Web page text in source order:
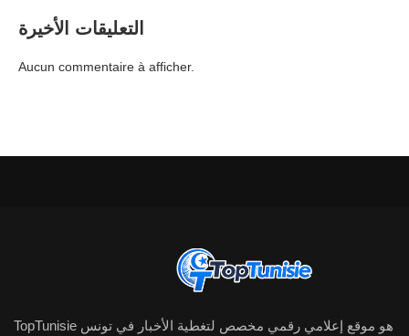
التعليقات الأخيرة
Aucun commentaire à afficher.
TopTunisie هو موقع إعلامي رقمي مخصص لتغطية الأخبار في تونس